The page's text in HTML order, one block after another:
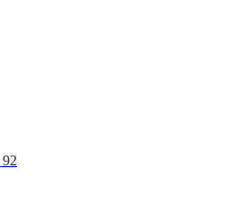
92